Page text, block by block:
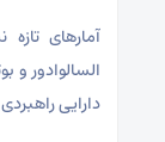
آمارهای
السالوادور و
دارایی